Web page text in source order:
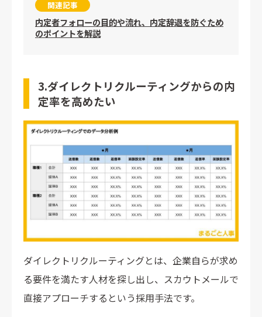
関連記事
内定者フォローの目的や流れ、内定辞退を防ぐため
のポイントを解説
3.ダイレクトリクルーティングからの内
定率を高めたい
ダイレクトリクルーティングとは、企業自らが求め
る要件を満たす人材を探し出し、スカウトメールで
直接アプローチするという採用手法です。